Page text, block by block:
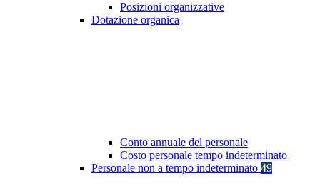
Posizioni organizzative
Dotazione organica
Conto annuale del personale
Costo personale tempo indeterminato
Personale non a tempo indeterminato 49